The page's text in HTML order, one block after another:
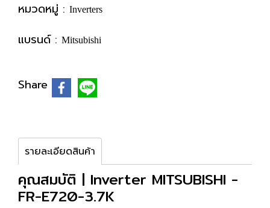
หมวดหมู่ : Inverters
แบรนด์ : Mitsubishi
Share
รายละเอียดสินค้า
คุณสมบัติ | Inverter MITSUBISHI -
FR-E720-3.7K